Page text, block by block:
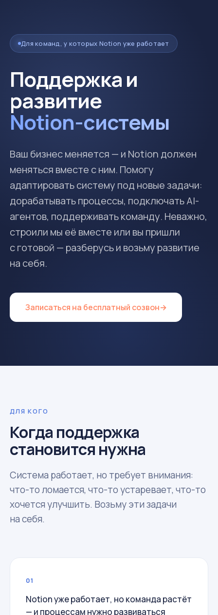
Для команд, у которых Notion уже работает
Поддержка и
развитие
Notion-системы
Ваш бизнес меняется — и Notion должен
меняться вместе с ним. Помогу
адаптировать систему под новые задачи:
дорабатывать процессы, подключать AI-
агентов, поддерживать команду. Неважно,
строили мы её вместе или вы пришли
с готовой — разберусь и возьму развитие
на себя.
Записаться на бесплатный созвон→
ДЛЯ КОГО
Когда поддержка
становится нужна
Система работает, но требует внимания:
что-то ломается, что-то устаревает, что-то
хочется улучшить. Возьму эти задачи
на себя.
01
Notion уже работает, но команда растёт
— и процессам нужно развиваться